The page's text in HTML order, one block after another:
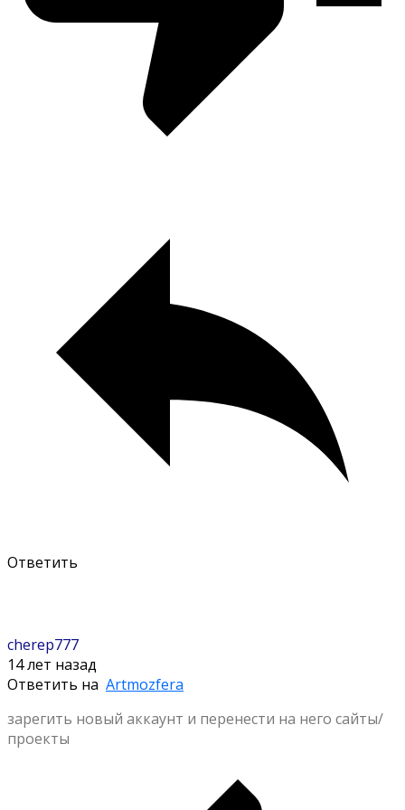
Ответить
cherep777
14 лет назад
Ответить на Artmozfera
зарегить новый аккаунт и перенести на него сайты/
проекты